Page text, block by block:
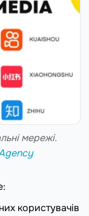
мережі.
користувачів